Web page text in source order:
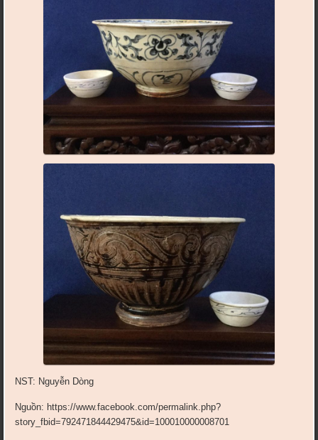
NST: Nguyễn Dòng
Nguồn: https://www.facebook.com/permalink.php?
story_fbid=792471844429475&id=100010000008701